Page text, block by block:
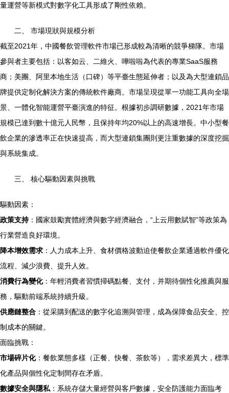
量運營等新模式對數字化工具形成了剛性依賴。
二、 市場現狀與規模分析
截至2021年，中國餐飲管理軟件市場已形成較為清晰的競爭梯隊。市場
參與者主要包括：以客如云、二維火、嘩啦啦為代表的專業SaaS服務
商；美團、阿里本地生活（口碑）等平臺生態延伸者；以及為大型連鎖品
牌提供定制化解決方案的傳統軟件廠商。市場呈現從單一功能工具向全場
景、一體化智能運營平臺演進的特征。根據初步調研數據，2021年市場
規模已達到數十億元人民幣，且保持年均20%以上的高速增長。中小型餐
飲企業的滲透率正在快速提高，而大型連鎖集團則更注重數據的深度挖掘
與系統集成。
三、 核心驅動因素與挑戰
驅動因素：
政策支持：國家鼓勵實體經濟與數字經濟融合，“上云用數賦智”等政策為
行業營造良好環境。
降本增效需求 ：人力成本上升、食材價格波動迫使餐飲企業通過軟件優化
流程、減少浪費、提升人效。
消費行為變化：年輕消費者習慣掃碼點餐、支付，并期待個性化推薦與服
務，驅動前端系統持續升級。
供應鏈整合 ：從采購到配送的數字化追溯與管理，成為保障食品安全、控
制成本的關鍵。
面臨挑戰：
市場碎片化：餐飲業態多樣（正餐、快餐、茶飲等），需求差異大，標準
化產品與個性化定制間存在矛盾。
數據安全與隱私 ：系統存儲大量經營與客戶數據，安全防護能力面臨考